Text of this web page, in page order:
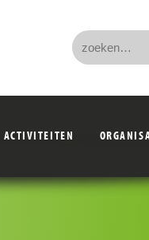
ACTIVITEITEN